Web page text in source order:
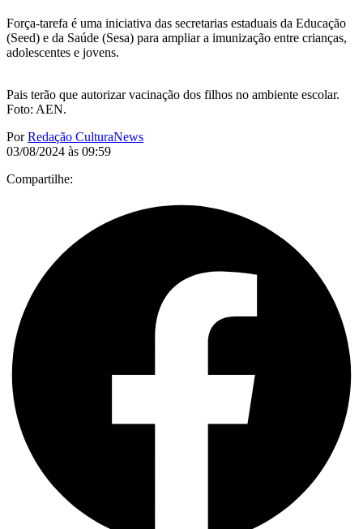
Força-tarefa é uma iniciativa das secretarias estaduais da Educação
(Seed) e da Saúde (Sesa) para ampliar a imunização entre crianças,
adolescentes e jovens.
Pais terão que autorizar vacinação dos filhos no ambiente escolar.
Foto: AEN.
PorRedação CulturaNews
03/08/2024 às 09:59
Compartilhe: